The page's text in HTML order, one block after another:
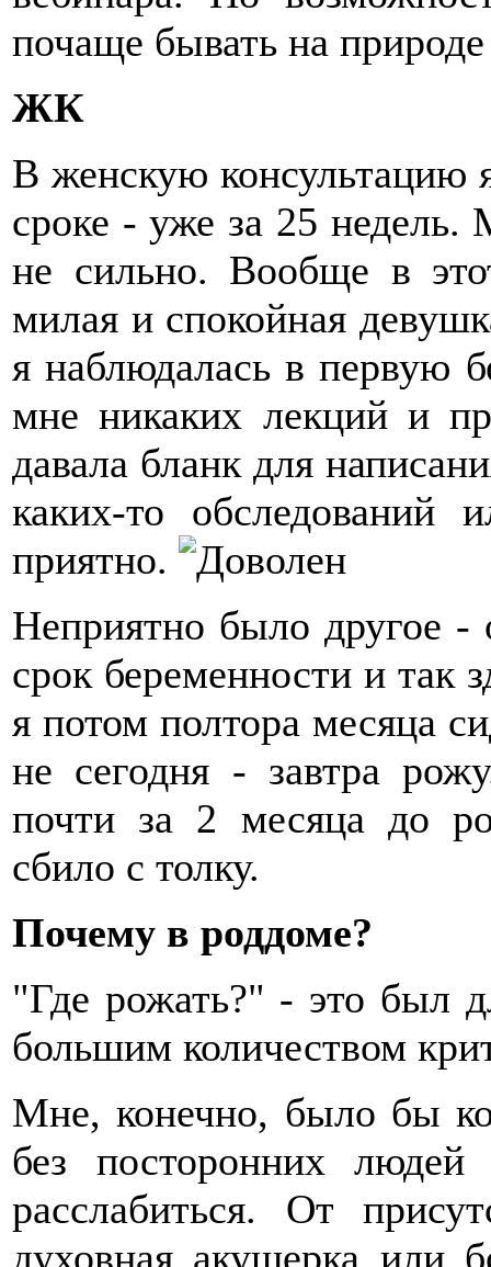
почаще бывать на
ЖК
В женскую консультацию
сроке - уже за 25 недель.
не сильно. Вообще в
милая и спокойная
я наблюдалась в первую
мне никаких лекций и
давала бланк для
каких-то обследований
приятно.
Неприятно было другое -
срок беременности и так
я потом полтора месяца
не сегодня - завтра
почти за 2 месяца до
сбило с толку.
Почему в роддоме?
"Где рожать?" - это был
большим количеством
Мне, конечно, было бы
без посторонних
расслабиться. От
духовная акушерка или